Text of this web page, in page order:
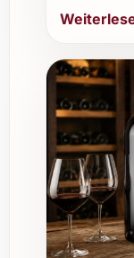
Speisen.
seine
Namen
Gästen